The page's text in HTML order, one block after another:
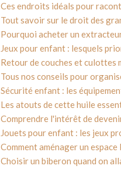
Ces endroits idéals pour
Tout savoir sur le droit des
Pourquoi acheter un
Jeux pour enfant : lesquels
Retour de couches et culottes
Tous nos conseils pour
Sécurité enfant : les
Les atouts de cette huile
Comprendre l'intérêt de
Jouets pour enfant : les jeux
Comment aménager un espace
Choisir un biberon quand on